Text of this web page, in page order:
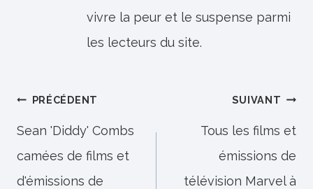
vivre la peur et le suspense parmi
les lecteurs du site.
Navigation
de
l’article
PRÉCÉDENT
Sean 'Diddy' Combs
camées de films et
d'émissions de
SUIVANT
Tous les films et
émissions de
télévision Marvel à